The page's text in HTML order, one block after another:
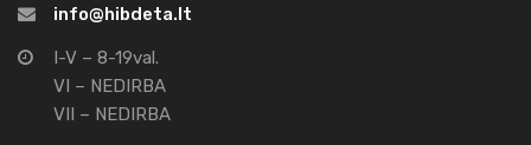
info@hibdeta.lt
I-V – 8-19val.
VI – NEDIRBA
VII – NEDIRBA